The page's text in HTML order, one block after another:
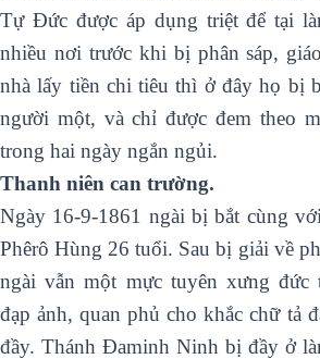
Tự Đức được áp dụng triệt để tại
nhiều nơi trước khi bị phân sáp,
nhà lấy tiền chi tiêu thì ở đây họ bị
người một, và chỉ được đem theo
trong hai ngày ngắn ngủi.
Thanh niên can trường.
Ngày 16-9-1861 ngài bị bắt cùng
Phêrô Hùng 26 tuổi. Sau bị giải về
ngài vẫn một mực tuyên xưng đức
đạp ảnh, quan phủ cho khắc chữ tả
đầy. Thánh Ðaminh Ninh bị đầy ở